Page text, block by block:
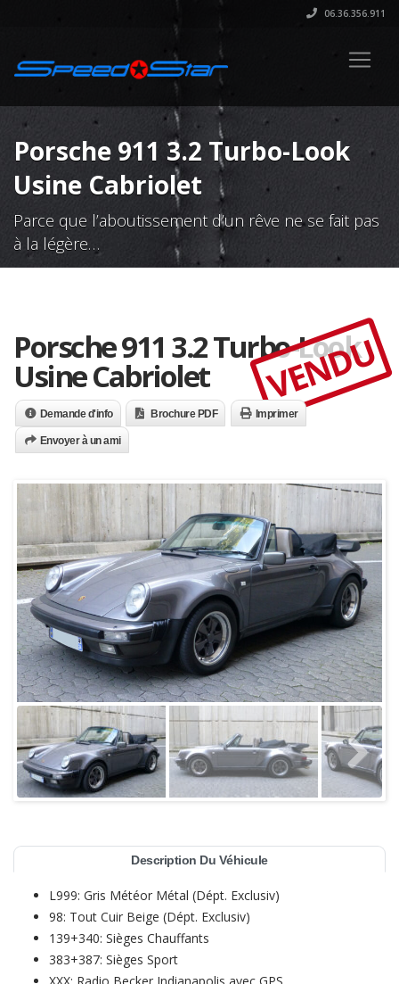
06.36.356.911
Porsche 911 3.2 Turbo-Look
Usine Cabriolet
Parce que l’aboutissement d’un rêve ne se fait pas
à la légère…
Porsche 911 3.2 Turbo-Look
Usine Cabriolet VENDU
Demande d'info Brochure PDF Imprimer
Envoyer à un ami
Description Du Véhicule
L999: Gris Météor Métal (Dépt. Exclusiv)
98: Tout Cuir Beige (Dépt. Exclusiv)
139+340: Sièges Chauffants
383+387: Sièges Sport